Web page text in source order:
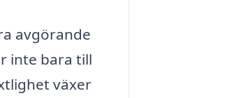
avgörande
inte bara till
växer